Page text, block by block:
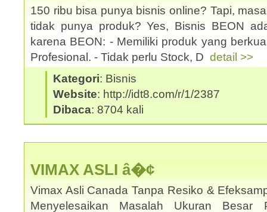
150 ribu bisa punya bisnis online? Tapi,
tidak punya produk? Yes, Bisnis BEON
karena BEON: - Memiliki produk yang
Profesional. - Tidak perlu Stock, D detail >>
Kategori: Bisnis
Website: http://idt8.com/r/1/2387
Dibaca: 8704 kali
VIMAX ASLI â�¢
Vimax Asli Canada Tanpa Resiko &
Menyelesaikan Masalah Ukuran